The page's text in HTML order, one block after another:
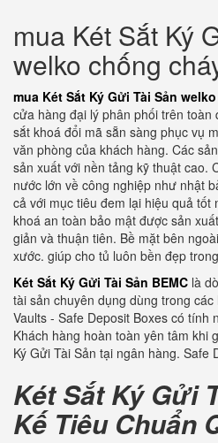
mua Két Sắt Ký
welko chống
mua Két Sắt Ký Gửi Tài Sản
cửa hàng đại lý phân phối trên toàn
sắt khoá đổi mã sẵn sàng phục vụ
văn phòng của khách hàng. Các
sản xuất với nền tảng kỹ thuật cao.
nước lớn về công nghiệp như nhật
cả với mục tiêu đem lại hiệu quả tốt
khoá an toàn bảo mật được sản
giản và thuận tiên. Bề mặt bên
xước. giúp cho tủ luôn bền đẹp
Két Sắt Ký Gửi Tài Sản BEMC là
tài sản chuyên dụng dùng trong
Vaults - Safe Deposit Boxes có tính
Khách hàng hoàn toàn yên tâm khi
Ký Gửi Tài Sản tại ngân hàng. Safe
Két Sắt Ký Gửi
Kế Tiêu Chuẩn